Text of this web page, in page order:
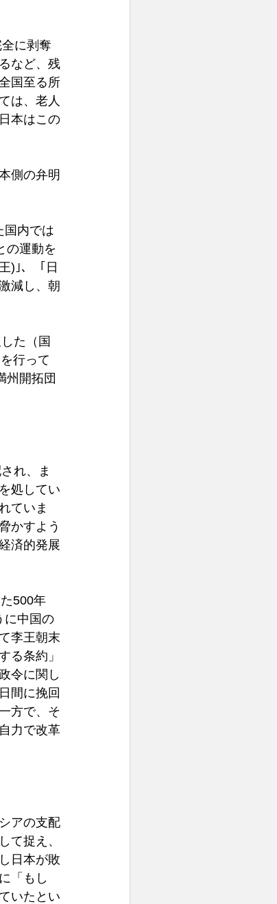
に剥奪
など、残
国至る所
は、老人
本はこの
側の弁明
国内では
の運動を
)｣、「日
減し、朝
た（国
行って
州開拓団
れ、ま
処してい
ていま
かすよう
済的発展
500年
に中国の
李王朝末
る条約」
令に関し
間に挽回
方で、そ
力で改革
アの支配
て捉え、
日本が敗
「もし
いたとい